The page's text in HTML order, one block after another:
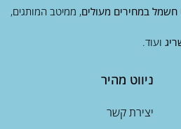
חשמל במחירים מעולים, ממיטב המותגים,
ועוד.
ניווט מהיר
יצירת קשר